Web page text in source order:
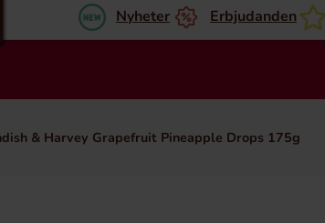
Nyheter Erbjudanden
& Harvey Grapefruit Pineapple Drops 175g